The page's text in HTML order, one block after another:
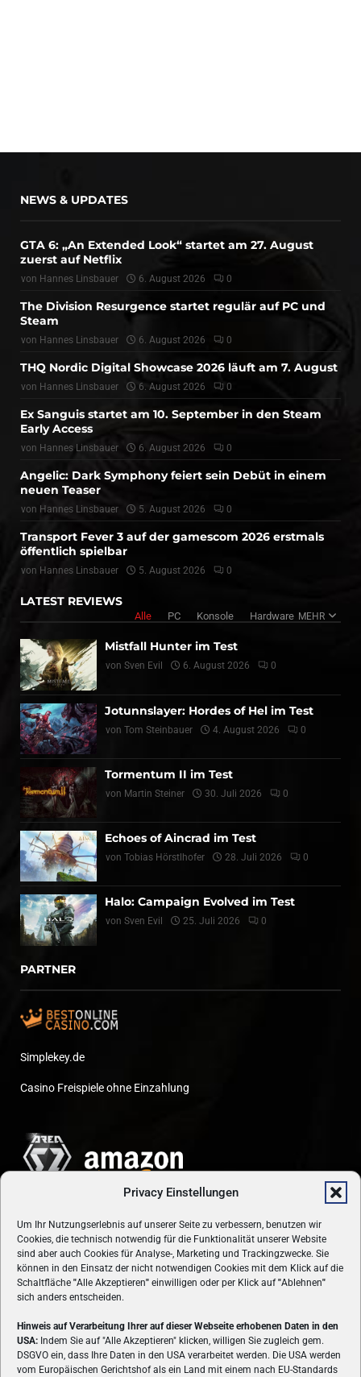
Privacy Einstellungen
Um Ihr Nutzungserlebnis auf unserer Seite zu verbessern, benutzen wir
Cookies, die technisch notwendig für die Funktionalität unserer Website
sind aber auch Cookies für Analyse-, Marketing und Trackingzwecke. Sie
können in den Einsatz der nicht notwendigen Cookies mit dem Klick auf die
Schaltfläche "Alle Akzeptieren" einwilligen oder per Klick auf"Ablehnen"
sich anders entscheiden.
Hinweis auf Verarbeitung Ihrer auf dieser Webseite erhobenen Daten in den
USA: Indem Sie auf "Alle Akzeptieren" klicken, willigen Sie zugleich gem.
DSGVO ein, dass Ihre Daten in den USA verarbeitet werden. Die USA werden
vom Europäischen Gerichtshof als ein Land mit einem nach EU-Standards
NEWS & UPDATES
GTA 6: „An Extended Look“ startet am 27. August
zuerst auf Netflix
von Hannes Linsbauer 6. August 2026 0
The Division Resurgence startet regulär auf PC und
Steam
von Hannes Linsbauer 6. August 2026 0
THQ Nordic Digital Showcase 2026 läuft am 7. August
von Hannes Linsbauer 6. August 2026 0
Ex Sanguis startet am 10. September in den Steam
Early Access
von Hannes Linsbauer 6. August 2026 0
Angelic: Dark Symphony feiert sein Debüt in einem
neuen Teaser
von Hannes Linsbauer 5. August 2026 0
Transport Fever 3 auf der gamescom 2026 erstmals
öffentlich spielbar
von Hannes Linsbauer 5. August 2026 0
LATEST REVIEWS
Alle PC Konsole Hardware MEHR
Mistfall Hunter im Test
von Sven Evil 6. August 2026 0
Jotunnslayer: Hordes of Hel im Test
von Tom Steinbauer 4. August 2026 0
Tormentum II im Test
von Martin Steiner 30. Juli 2026 0
Echoes of Aincrad im Test
von Tobias Hörstlhofer 28. Juli 2026 0
Halo: Campaign Evolved im Test
von Sven Evil 25. Juli 2026 0
PARTNER
Simplekey.de
Casino Freispiele ohne Einzahlung
ÜBER UNS